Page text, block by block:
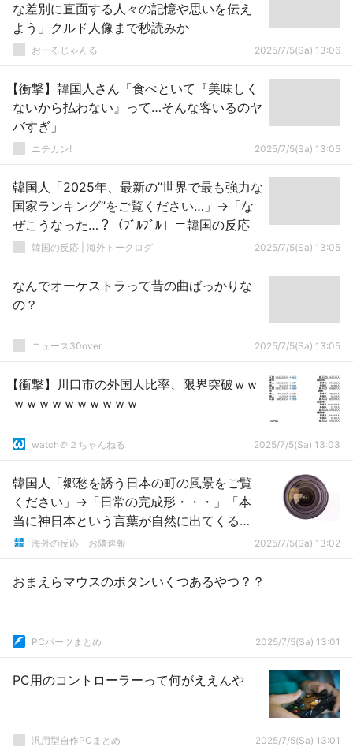
な差別に直面する人々の記憶や思いを伝え
よう」クルド人像まで秒読みか
おーるじゃんる 2025/7/5(Sa) 13:06
【衝撃】韓国人さん「食べといて『美味しく
ないから払わない』って…そんな客いるのヤ
バすぎ」
ニチカン! 2025/7/5(Sa) 13:05
韓国人「2025年、最新の”世界で最も強力な
国家ランキング”をご覧ください…」→「な
ぜこうなった…？（ﾌﾞﾙﾌﾞﾙ」＝韓国の反応
韓国の反応 | 海外トークログ 2025/7/5(Sa) 13:05
なんでオーケストラって昔の曲ばっかりな
の？
ニュース30over 2025/7/5(Sa) 13:05
【衝撃】川口市の外国人比率、限界突破ｗｗ
ｗｗｗｗｗｗｗｗｗｗ
watch＠２ちゃんねる 2025/7/5(Sa) 13:03
韓国人「郷愁を誘う日本の町の風景をご覧
ください」→「日常の完成形・・・」「本
当に神日本という言葉が自然に出てくる
ね」海外の反応 お隣速報 2025/7/5(Sa) 13:02
おまえらマウスのボタンいくつあるやつ？？
PCパーツまとめ 2025/7/5(Sa) 13:01
PC用のコントローラーって何がええんや
汎用型自作PCまとめ 2025/7/5(Sa) 13:01